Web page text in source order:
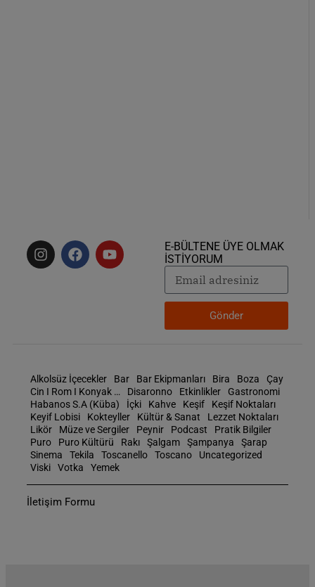
E-BÜLTENE ÜYE OLMAK
İSTİYORUM
Gönder
Alkolsüz İçecekler Bar Bar Ekipmanları Bira Boza
Çay
Cin I Rom I Konyak …
Disaronno Etkinlikler
Gastronomi
Habanos S.A (Küba)
İçki Kahve Keşif
Keşif Noktaları
Keyif Lobisi
Kokteyller Kültür & Sanat
Lezzet Noktaları
Likör
Müze ve Sergiler Peynir Podcast
Pratik Bilgiler
Puro
Puro Kültürü Rakı Şalgam Şampanya
Şarap
Sinema
Tekila Toscanello Toscano
Uncategorized
Viski
Votka Yemek
İletişim Formu